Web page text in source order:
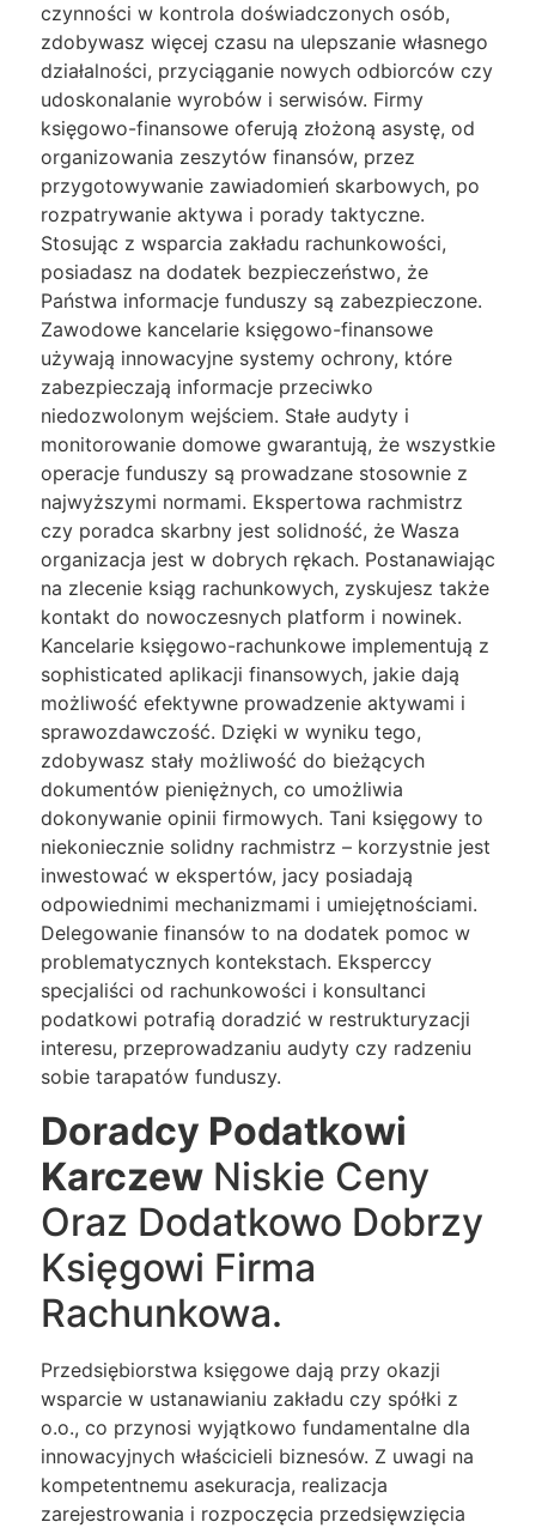
czynności w kontrola doświadczonych osób,
zdobywasz więcej czasu na ulepszanie własnego
działalności, przyciąganie nowych odbiorców czy
udoskonalanie wyrobów i serwisów. Firmy
księgowo-finansowe oferują złożoną asystę, od
organizowania zeszytów finansów, przez
przygotowywanie zawiadomień skarbowych, po
rozpatrywanie aktywa i porady taktyczne.
Stosując z wsparcia zakładu rachunkowości,
posiadasz na dodatek bezpieczeństwo, że
Państwa informacje funduszy są zabezpieczone.
Zawodowe kancelarie księgowo-finansowe
używają innowacyjne systemy ochrony, które
zabezpieczają informacje przeciwko
niedozwolonym wejściem. Stałe audyty i
monitorowanie domowe gwarantują, że wszystkie
operacje funduszy są prowadzane stosownie z
najwyższymi normami. Ekspertowa rachmistrz
czy poradca skarbny jest solidność, że Wasza
organizacja jest w dobrych rękach. Postanawiając
na zlecenie ksiąg rachunkowych, zyskujesz także
kontakt do nowoczesnych platform i nowinek.
Kancelarie księgowo-rachunkowe implementują z
sophisticated aplikacji finansowych, jakie dają
możliwość efektywne prowadzenie aktywami i
sprawozdawczość. Dzięki w wyniku tego,
zdobywasz stały możliwość do bieżących
dokumentów pieniężnych, co umożliwia
dokonywanie opinii firmowych. Tani księgowy to
niekoniecznie solidny rachmistrz – korzystnie jest
inwestować w ekspertów, jacy posiadają
odpowiednimi mechanizmami i umiejętnościami.
Delegowanie finansów to na dodatek pomoc w
problematycznych kontekstach. Eksperccy
specjaliści od rachunkowości i konsultanci
podatkowi potrafią doradzić w restrukturyzacji
interesu, przeprowadzaniu audyty czy radzeniu
sobie tarapatów funduszy.
Doradcy Podatkowi
Karczew Niskie Ceny
Oraz Dodatkowo Dobrzy
Księgowi Firma
Rachunkowa.
Przedsiębiorstwa księgowe dają przy okazji
wsparcie w ustanawianiu zakładu czy spółki z
o.o., co przynosi wyjątkowo fundamentalne dla
innowacyjnych właścicieli biznesów. Z uwagi na
kompetentnemu asekuracja, realizacja
zarejestrowania i rozpoczęcia przedsięwzięcia